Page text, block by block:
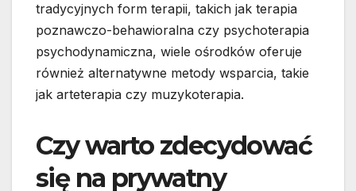
tradycyjnych form terapii, takich jak terapia
poznawczo-behawioralna czy psychoterapia
psychodynamiczna, wiele ośrodków oferuje
również alternatywne metody wsparcia, takie
jak arteterapia czy muzykoterapia.
Czy warto zdecydować
się na prywatny